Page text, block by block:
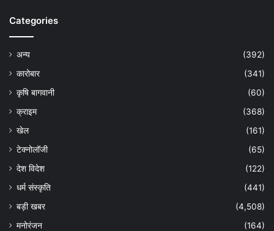
Categories
अन्य
(392)
कारोबार
(341)
कृषि बागवानी
(60)
क्राइम
(368)
खेल
(161)
टेक्नोलॉजी
(65)
देश विदेश
(122)
धर्म संस्कृति
(441)
बड़ी खबर
(4,508)
मनोरंजन
(164)